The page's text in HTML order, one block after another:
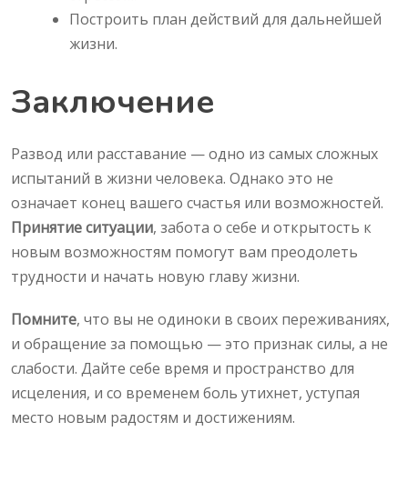
Построить план действий для дальнейшей
жизни.
Заключение
Развод или расставание — одно из самых сложных
испытаний в жизни человека. Однако это не
означает конец вашего счастья или возможностей.
Принятие ситуации, забота о себе и открытость к
новым возможностям помогут вам преодолеть
трудности и начать новую главу жизни.
Помните, что вы не одиноки в своих переживаниях,
и обращение за помощью — это признак силы, а не
слабости. Дайте себе время и пространство для
исцеления, и со временем боль утихнет, уступая
место новым радостям и достижениям.